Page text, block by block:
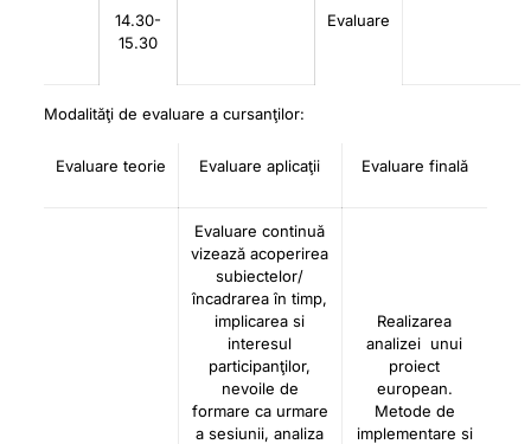
14.30-
15.30
Evaluare
Modalităţi de evaluare a cursanţilor:
Evaluare teorie Evaluare aplicaţii Evaluare finală
Evaluare continuă
vizează acoperirea
subiectelor/
încadrarea în timp,
implicarea si
interesul
participanţilor,
nevoile de
formare ca urmare
a sesiunii, analiza
Realizarea
analizei unui
proiect
european.
Metode de
implementare si